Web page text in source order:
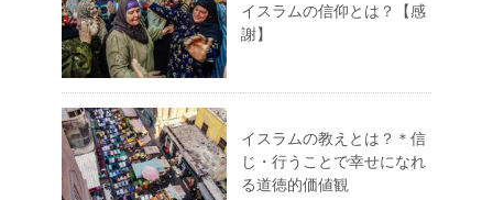
イスラムの信仰とは？【感
謝】
イスラムの教えとは？＊信
じ・行うことで幸せになれ
る道徳的価値観